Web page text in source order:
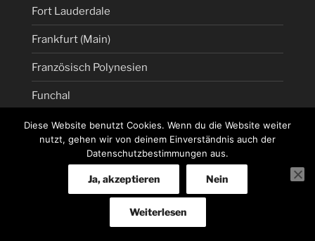
Fort Lauderdale
Frankfurt (Main)
Französisch Polynesien
Funchal
Genua
Griechenland
Diese Website benutzt Cookies. Wenn du die Website weiter
nutzt, gehen wir von deinem Einverständnis auch der
Datenschutzbestimmungen aus.
Ja, akzeptieren Nein
Weiterlesen